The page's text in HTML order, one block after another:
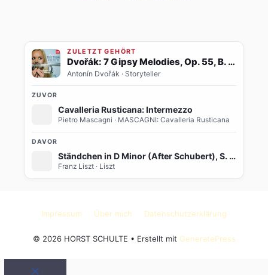
ZULETZT GEHÖRT
Dvořák: 7 Gipsy Melodies, Op. 55, B. 104: No. 4, Als die alte Mutter (Transcr. for Trumpet and Orchestra)
Antonín Dvořák · Storyteller
ZUVOR
Cavalleria Rusticana: Intermezzo
Pietro Mascagni · MASCAGNI: Cavalleria Rusticana
DAVOR
Ständchen in D Minor (After Schubert), S. 560
Franz Liszt · Liszt
Impressum Über mich Datenschutzerklärung
© 2026 HORST SCHULTE • Erstellt mit GeneratePress